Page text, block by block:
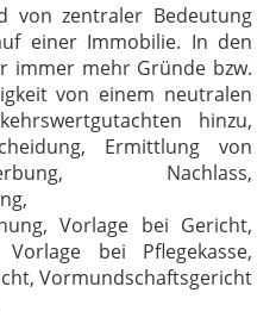
von zentraler Bedeutung
einer Immobilie. In den
immer mehr Gründe bzw.
von einem neutralen
hinzu,
Ermittlung von
Nachlass,
Vorlage bei Gericht,
bei Pflegekasse,
Vormundschaftsgericht